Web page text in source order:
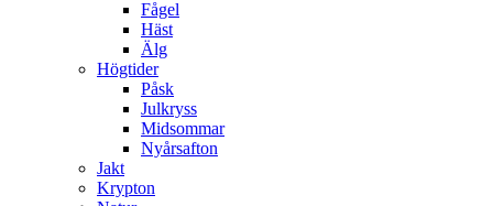
Fågel
Häst
Älg
Högtider
Påsk
Julkryss
Midsommar
Nyårsafton
Jakt
Krypton